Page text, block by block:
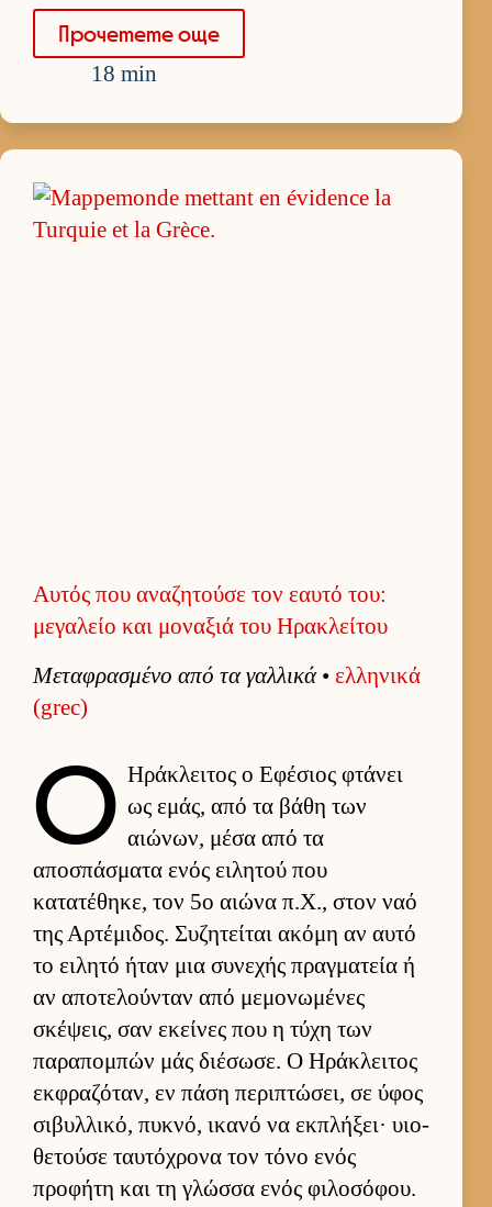
Про­че­тете още
18 min
Αυτός που αναζητούσε τον εαυτό του:
μεγαλείο και μοναξιά του Ηρακλείτου
Μεταφρασμένο από τα γαλ­λικά• ελ­ληνικά
(grec)
Ο Ηράκλει­τος ο Εφέσιος φτάνει
ως εμάς, από τα βάθη των
αιώνων, μέσα από τα
αποσπάσματα ενός ει­λητού που
κατατέθηκε, τον 5ο αιώνα π.Χ., στον ναό
της Αρ­τέμιδος. Συζητεί­ται ακόμη αν αυτό
το ει­λητό ήταν μια συνεχής πραγ­ματεία ή
αν αποτελού­νταν από μεμονωμένες
σκέψεις, σαν εκεί­νες που η τύχη των
παραπομπών μάς διέσωσε. Ο Ηράκλει­τος
εκ­φραζόταν, εν πάση περιπτώσει, σε ύφος
σιβυλ­λικό, πυκνό, ικανό να εκ­πλήξει· υιο­
θετούσε ταυ­τόχρονα τον τόνο ενός
προφήτη και τη γλώσσα ενός φιλοσόφου.